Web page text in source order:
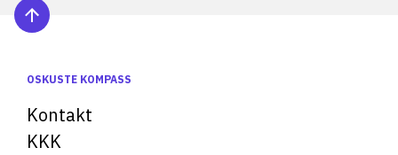
OSKUSTE KOMPASS
Kontakt
KKK